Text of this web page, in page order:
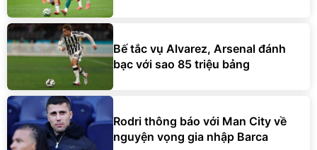
Bế tắc vụ Alvarez, Arsenal đánh
bạc với sao 85 triệu bảng
Rodri thông báo với Man City về
nguyện vọng gia nhập Barca